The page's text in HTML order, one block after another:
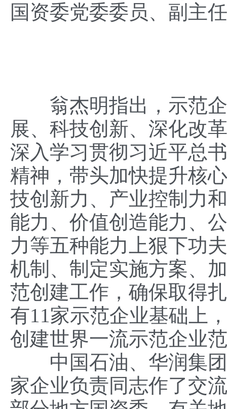
国资委党委委员、副主
翁杰明指出，示范企
展、科技创新、深化改
深入学习贯彻习近平总
精神，带头加快提升核
技创新力、产业控制力
能力、价值创造能力、
力等五种能力上狠下功
机制、制定实施方案、
范创建工作，确保取得
有11家示范企业基础上
创建世界一流示范企业
中国石油、华润集团
家企业负责同志作了交